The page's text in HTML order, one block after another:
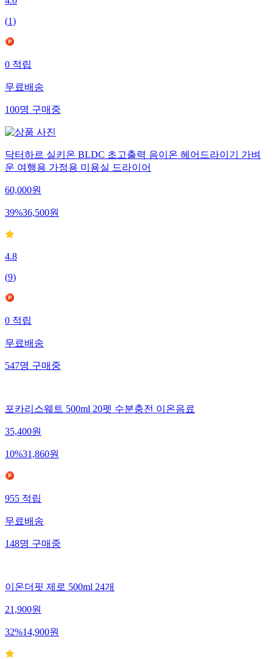
(1)
0 적립
무료배송
100명 구매중
닥터하르 실키온 BLDC 초고출력 음이온 헤어드라이기 가벼
운 여행용 가정용 미용실 드라이어
60,000원
39%36,500원
4.8
(9)
0 적립
무료배송
547명 구매중
포카리스웨트 500ml 20펫 수분충전 이온음료
35,400원
10%31,860원
955 적립
무료배송
148명 구매중
이온더핏 제로 500ml 24개
21,900원
32%14,900원